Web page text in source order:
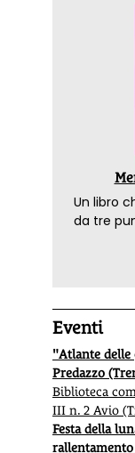
Un libro
da tre
Eventi
"Atlante delle
Predazzo
Biblioteca
III n. 2 Avio
Festa della